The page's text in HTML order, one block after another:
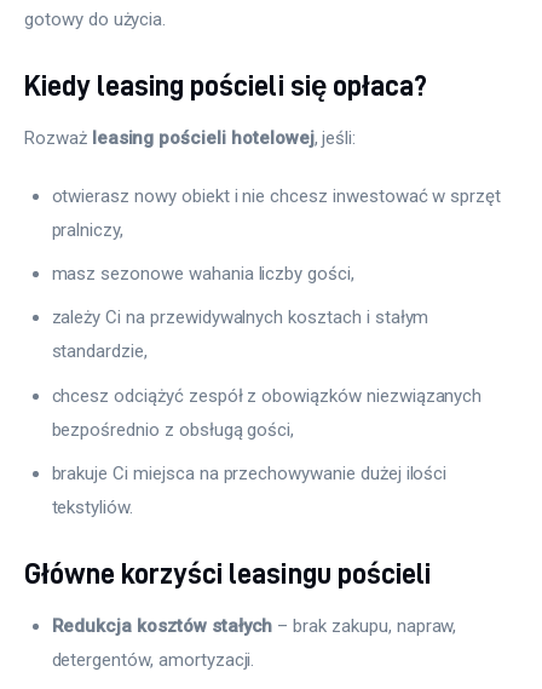
gotowy do użycia.
Kiedy leasing pościeli się opłaca?
Rozważ leasing pościeli hotelowej, jeśli:
otwierasz nowy obiekt i nie chcesz inwestować w sprzęt
pralniczy,
masz sezonowe wahania liczby gości,
zależy Ci na przewidywalnych kosztach i stałym
standardzie,
chcesz odciążyć zespół z obowiązków niezwiązanych
bezpośrednio z obsługą gości,
brakuje Ci miejsca na przechowywanie dużej ilości
tekstyliów.
Główne korzyści leasingu pościeli
Redukcja kosztów stałych – brak zakupu, napraw,
detergentów, amortyzacji.